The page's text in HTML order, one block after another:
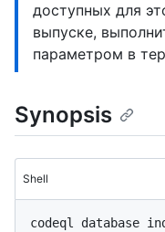
доступных для
выпуске,
параметром в
Synopsis
Shell
codeql database